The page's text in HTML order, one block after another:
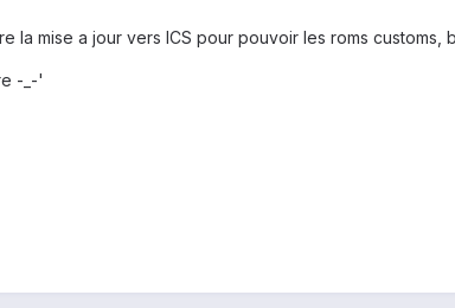
la mise a jour vers ICS pour pouvoir les roms customs,
-_-'